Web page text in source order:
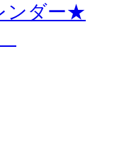
ンダー★